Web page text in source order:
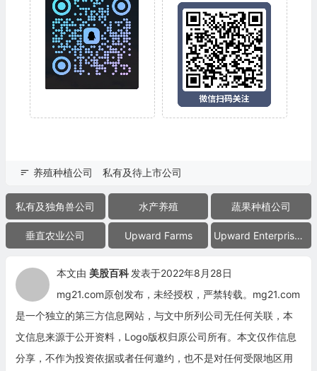
养殖种植公司 私有及待上市公司
私有及独角兽公司 水产养殖 蔬果种植公司
垂直农业公司 Upward Farms Upward Enterprises Inc.
本文由 美股百科 发表于2022年8月28日
mg21.com原创发布，未经授权，严禁转载。mg21.com
是一个独立的第三方信息网站，与文中所列公司无任何关联，本
文信息来源于公开资料，Logo版权归原公司所有。本文仅作信息
分享，不作为投资依据或者任何邀约，也不是对任何受限地区用